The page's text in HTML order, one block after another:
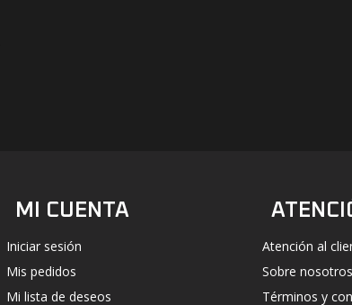
MI CUENTA
Iniciar sesión
Mis pedidos
Mi lista de deseos
Atención al
Sobre nosotros
Términos y